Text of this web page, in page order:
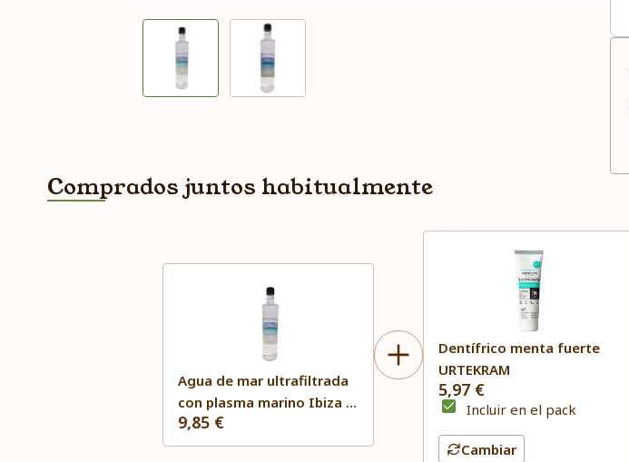
Comprados juntos habitualmente
Agua de mar ultrafiltrada
con plasma marino Ibiza y
Formentera
9,85 €
Dentífrico menta fuerte
URTEKRAM
5,97 €
Incluir en el pack
Cambiar